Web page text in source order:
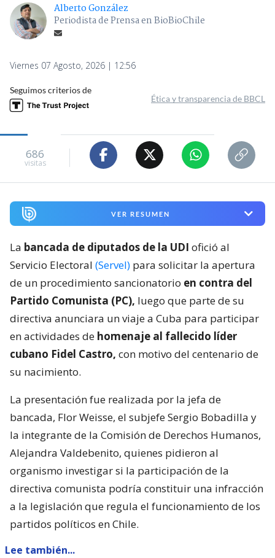
Alberto González
Periodista de Prensa en BioBioChile
Viernes 07 Agosto, 2026 | 12:56
Seguimos criterios de
Ética y transparencia de BBCL
686
visitas
VER RESUMEN
La bancada de diputados de la UDI ofició al
Servicio Electoral (Servel) para solicitar la apertura
de un procedimiento sancionatorio en contra del
Partido Comunista (PC), luego que parte de su
directiva anunciara un viaje a Cuba para participar
en actividades de homenaje al fallecido líder
cubano Fidel Castro, con motivo del centenario de
su nacimiento.
La presentación fue realizada por la jefa de
bancada, Flor Weisse, el subjefe Sergio Bobadilla y
la integrante de la Comisión de Derechos Humanos,
Alejandra Valdebenito, quienes pidieron al
organismo investigar si la participación de la
directiva comunista podría constituir una infracción
a la legislación que regula el funcionamiento de los
partidos políticos en Chile.
Lee también...